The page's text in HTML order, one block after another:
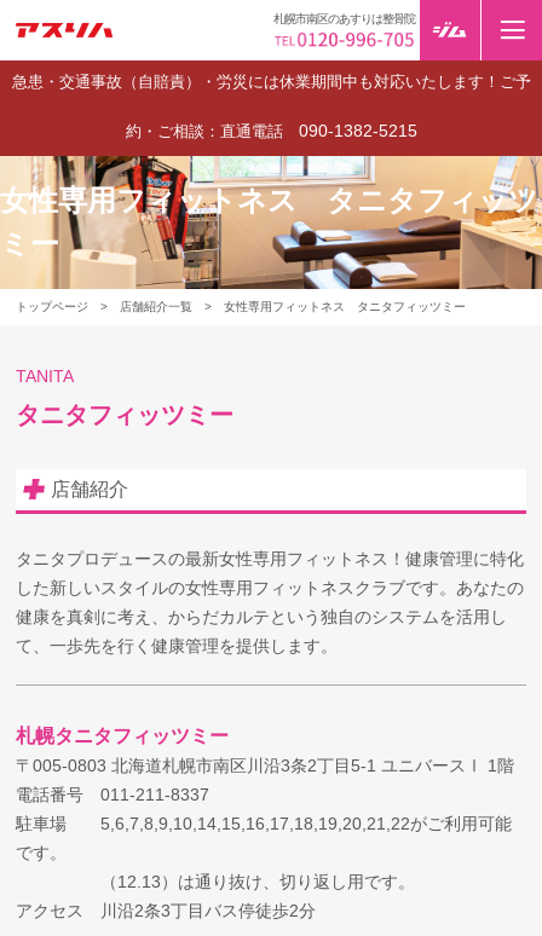
急患・交通事故（自賠責）・労災には休業期間中も対応いたします！ご予
約・ご相談：直通電話 090-1382-5215
札幌市南区のあすりは整骨院
トップページ > 店舗紹介一覧 > 女性専用フィットネス タニタフィッツミー
女性専用フィットネス タニタフィッツ
ミー
TANITA
タニタフィッツミー
店舗紹介
タニタプロデュースの最新女性専用フィットネス！健康管理に特化
した新しいスタイルの女性専用フィットネスクラブです。あなたの
健康を真剣に考え、からだカルテという独自のシステムを活用し
て、一歩先を行く健康管理を提供します。
札幌タニタフィッツミー
〒005-0803 北海道札幌市南区川沿3条2丁目5-1 ユニバースⅠ 1階
電話番号 011-211-8337
駐車場 5,6,7,8,9,10,14,15,16,17,18,19,20,21,22がご利用可能
です。
（12.13）は通り抜け、切り返し用です。
アクセス 川沿2条3丁目バス停徒歩2分